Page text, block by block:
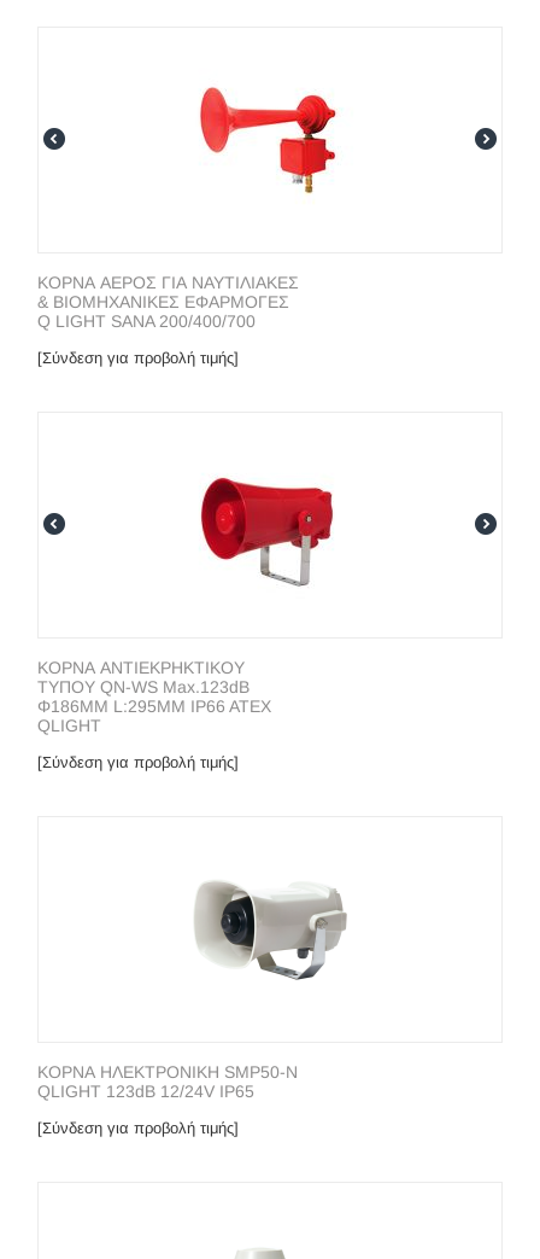
ΚΟΡΝΑ ΑΕΡΟΣ ΓΙΑ ΝΑΥΤΙΛΙΑΚΕΣ
& ΒΙΟΜΗΧΑΝΙΚΕΣ ΕΦΑΡΜΟΓΕΣ
Q LIGHT SANA 200/400/700
[Σύνδεση για προβολή τιμής]
ΚΟΡΝΑ ΑΝΤΙΕΚΡΗΚΤΙΚΟΥ
ΤΥΠΟΥ QN-WS Max.123dB
Φ186MM L:295MM IP66 ATEX
QLIGHT
[Σύνδεση για προβολή τιμής]
ΚΟΡΝΑ ΗΛΕΚΤΡΟΝΙΚΗ SMP50-N
QLIGHT 123dB 12/24V IP65
[Σύνδεση για προβολή τιμής]